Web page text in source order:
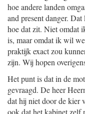
hoe andere landen
and present danger.
hoe dat zit. Niet omdat
is, maar omdat ik wil
praktijk exact zou
zijn. Wij hopen
Het punt is dat in de
gevraagd. De heer
dat hij niet door de kier
ook dat het kabinet zelf